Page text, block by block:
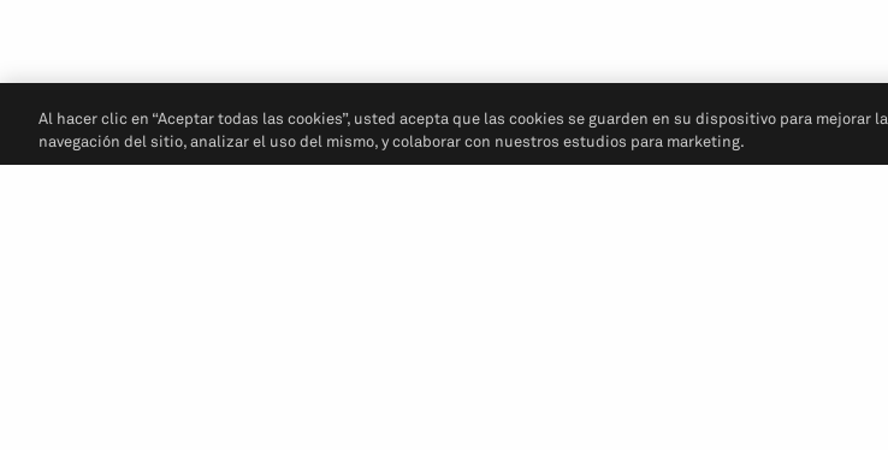
Al hacer clic en “Aceptar todas las cookies”, usted acepta que las cookies se guarden en su dispositivo para mejorar la
navegación del sitio, analizar el uso del mismo, y colaborar con nuestros estudios para marketing.